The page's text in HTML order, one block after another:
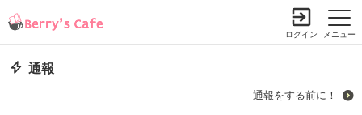
メニュー
ログイン
通報
通報をする前に！